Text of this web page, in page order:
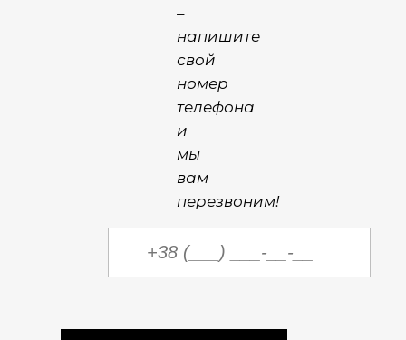
–
напишите
свой
номер
телефона
и
мы
вам
перезвоним!